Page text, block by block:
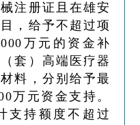
注册证且在雄安
，给予不超过项
万元的资金补
套）高端医疗器
料，分别给予最
万元资金支持。
支持额度不超过